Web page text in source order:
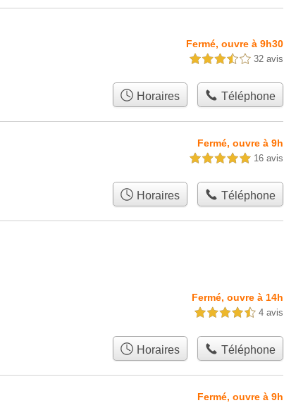
Fermé, ouvre à 9h30
3,5 étoiles sur 5 32 avis
Horaires Téléphone
Fermé, ouvre à 9h
5,0 étoiles sur 5 16 avis
Horaires Téléphone
Fermé, ouvre à 14h
4,5 étoiles sur 5 4 avis
Horaires Téléphone
Fermé, ouvre à 9h